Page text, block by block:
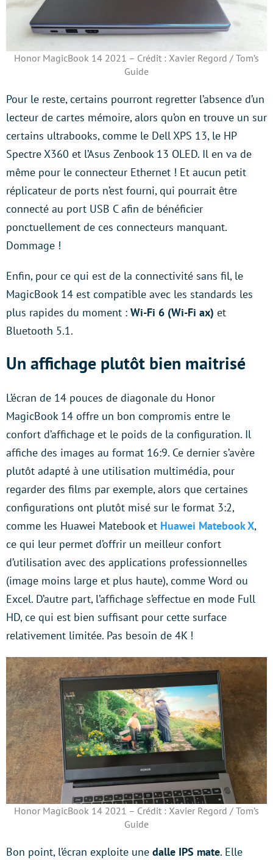
Honor MagicBook 14 2021 – Crédit : Xavier Regord / Tom’s
Guide
Pour le reste, certains pourront regretter l’absence d’un
lecteur de cartes mémoire, alors qu’on en trouve un sur
certains ultrabooks, comme le Dell XPS 13, le HP
Spectre X360 et l’Asus Zenbook 13 OLED. Il en va de
même pour le connecteur Ethernet ! Et aucun petit
réplicateur de ports n’est fourni, qui pourrait être
connecté au port USB C afin de bénéficier
ponctuellement de ces connecteurs manquant.
Dommage !
Enfin, pour ce qui est de la connectivité sans fil, le
MagicBook 14 est compatible avec les standards les
plus rapides du moment : Wi-Fi 6 (Wi-Fi ax) et
Bluetooth 5.1.
Un affichage plutôt bien maitrisé
L’écran de 14 pouces de diagonale du Honor
MagicBook 14 offre un bon compromis entre le
confort d’affichage et le poids de la configuration. Il
affiche des images au format 16:9. Ce dernier s’avère
plutôt adapté à une utilisation multimédia, pour
regarder des films par exemple, alors que certaines
configurations ont plutôt misé sur le format 3:2,
comme les Huawei Matebook et Huawei Matebook X,
ce qui leur permet d’offrir un meilleur confort
d’utilisation avec des applications professionnelles
(image moins large et plus haute), comme Word ou
Excel. D’autre part, l’affichage s’effectue en mode Full
HD, ce qui est bien suffisant pour cette surface
relativement limitée. Pas besoin de 4K !
Honor MagicBook 14 2021 – Crédit : Xavier Regord / Tom’s
Guide
Bon point, l’écran exploite une dalle IPS mate. Elle